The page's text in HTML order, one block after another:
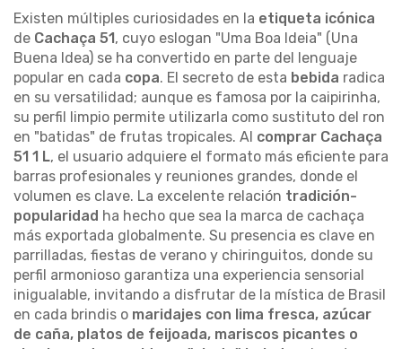
Existen múltiples curiosidades en la etiqueta icónica
de Cachaça 51, cuyo eslogan "Uma Boa Ideia" (Una
Buena Idea) se ha convertido en parte del lenguaje
popular en cada copa. El secreto de esta bebida radica
en su versatilidad; aunque es famosa por la caipirinha,
su perfil limpio permite utilizarla como sustituto del ron
en "batidas" de frutas tropicales. Al comprar Cachaça
51 1 L, el usuario adquiere el formato más eficiente para
barras profesionales y reuniones grandes, donde el
volumen es clave. La excelente relación tradición-
popularidad ha hecho que sea la marca de cachaça
más exportada globalmente. Su presencia es clave en
parrilladas, fiestas de verano y chiringuitos, donde su
perfil armonioso garantiza una experiencia sensorial
inigualable, invitando a disfrutar de la mística de Brasil
en cada brindis o maridajes con lima fresca, azúcar
de caña, platos de feijoada, mariscos picantes o